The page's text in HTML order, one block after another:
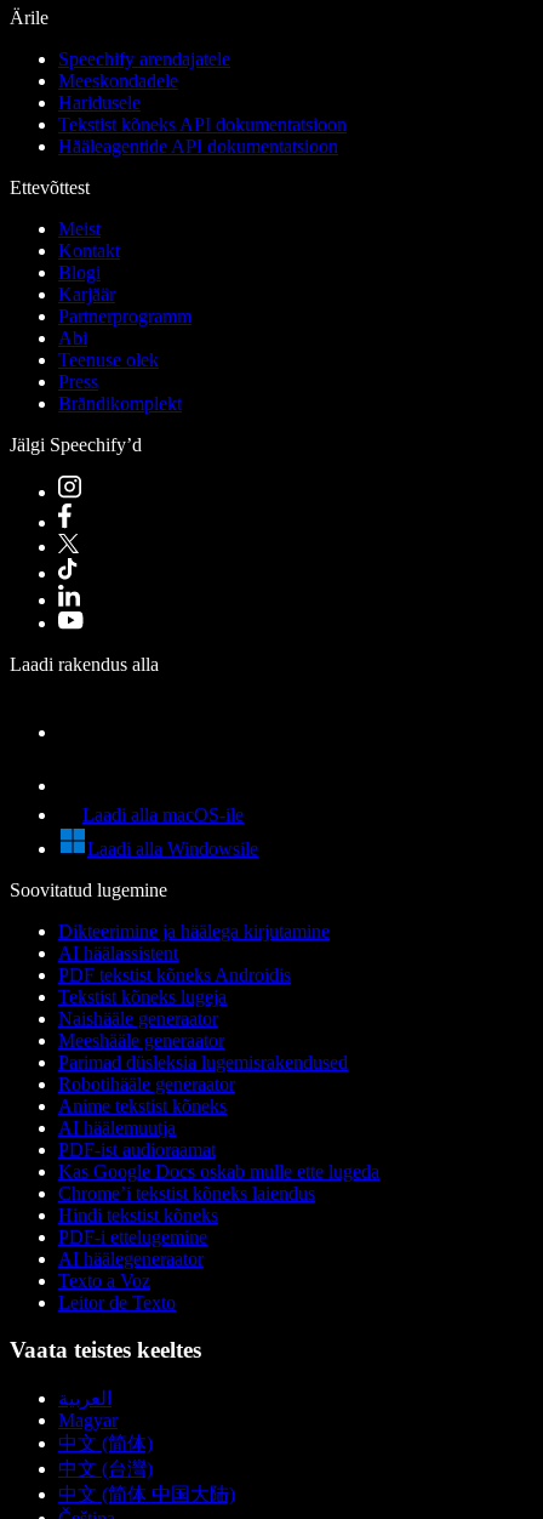
Ärile
Speechify arendajatele
Meeskondadele
Haridusele
Tekstist kõneks API dokumentatsioon
Hääleagentide API dokumentatsioon
Ettevõttest
Meist
Kontakt
Blogi
Karjäär
Partnerprogramm
Abi
Teenuse olek
Press
Brändikomplekt
Jälgi Speechify’d
Laadi rakendus alla
Laadi alla macOS-ile
Laadi alla Windowsile
Soovitatud lugemine
Dikteerimine ja häälega kirjutamine
AI häälassistent
PDF tekstist kõneks Androidis
Tekstist kõneks lugeja
Naishääle generaator
Meeshääle generaator
Parimad düsleksia lugemisrakendused
Robotihääle generaator
Anime tekstist kõneks
AI häälemuutja
PDF-ist audioraamat
Kas Google Docs oskab mulle ette lugeda
Chrome’i tekstist kõneks laiendus
Hindi tekstist kõneks
PDF-i ettelugemine
AI häälegeneraator
Texto a Voz
Leitor de Texto
Vaata teistes keeltes
العربية
Magyar
中文 (简体)
中文 (台灣)
中文 (简体 中国大陆)